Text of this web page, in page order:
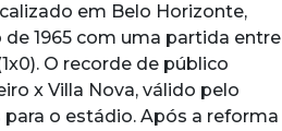
em Belo Horizonte,
1965 com uma partida entre
O recorde de público
x Villa Nova, válido pelo
o estádio. Após a reforma